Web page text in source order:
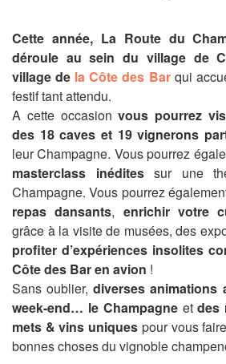
Cette année, La Route du
déroule au sein du village de
village de la Côte des Barqui
festif tant attendu.
A cette occasionvous pourrez
des 18 caves et 19 vignerons
leur Champagne. Vous pourrez
masterclass inéditessur une
Champagne. Vous pourrez
repas dansants, enrichir votre
grâce à la visite de musées, des
profiter d’expériences insolites
Côte des Bar en avion !
Sans oublier,diverses animations
week-end… le Champagneetdes
mets & vins uniques pour vous
bonnes choses du vignoble